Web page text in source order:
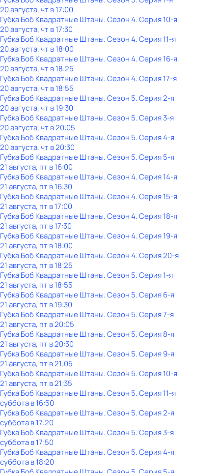
20 августа, чт в 17:00
Губка Боб Квадратные Штаны. Сезон 4. Серия 10-я
20 августа, чт в 17:30
Губка Боб Квадратные Штаны. Сезон 4. Серия 11-я
20 августа, чт в 18:00
Губка Боб Квадратные Штаны. Сезон 4. Серия 16-я
20 августа, чт в 18:25
Губка Боб Квадратные Штаны. Сезон 4. Серия 17-я
20 августа, чт в 18:55
Губка Боб Квадратные Штаны. Сезон 5. Серия 2-я
20 августа, чт в 19:30
Губка Боб Квадратные Штаны. Сезон 5. Серия 3-я
20 августа, чт в 20:05
Губка Боб Квадратные Штаны. Сезон 5. Серия 4-я
20 августа, чт в 20:30
Губка Боб Квадратные Штаны. Сезон 5. Серия 5-я
21 августа, пт в 16:00
Губка Боб Квадратные Штаны. Сезон 4. Серия 14-я
21 августа, пт в 16:30
Губка Боб Квадратные Штаны. Сезон 4. Серия 15-я
21 августа, пт в 17:00
Губка Боб Квадратные Штаны. Сезон 4. Серия 18-я
21 августа, пт в 17:30
Губка Боб Квадратные Штаны. Сезон 4. Серия 19-я
21 августа, пт в 18:00
Губка Боб Квадратные Штаны. Сезон 4. Серия 20-я
21 августа, пт в 18:25
Губка Боб Квадратные Штаны. Сезон 5. Серия 1-я
21 августа, пт в 18:55
Губка Боб Квадратные Штаны. Сезон 5. Серия 6-я
21 августа, пт в 19:30
Губка Боб Квадратные Штаны. Сезон 5. Серия 7-я
21 августа, пт в 20:05
Губка Боб Квадратные Штаны. Сезон 5. Серия 8-я
21 августа, пт в 20:30
Губка Боб Квадратные Штаны. Сезон 5. Серия 9-я
21 августа, пт в 21:05
Губка Боб Квадратные Штаны. Сезон 5. Серия 10-я
21 августа, пт в 21:35
Губка Боб Квадратные Штаны. Сезон 5. Серия 11-я
субботав16:50
Губка Боб Квадратные Штаны. Сезон 5. Серия 2-я
субботав17:20
Губка Боб Квадратные Штаны. Сезон 5. Серия 3-я
субботав17:50
Губка Боб Квадратные Штаны. Сезон 5. Серия 4-я
субботав18:20